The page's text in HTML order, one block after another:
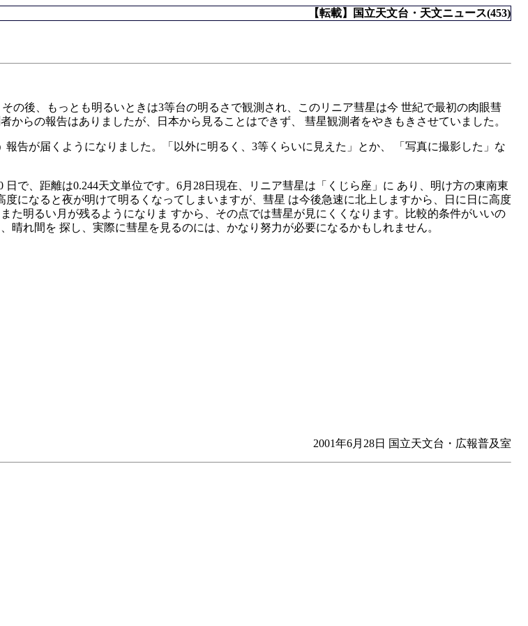
【転載】国立天文台・天文ニュース(453)
の後、もっとも明るいときは3等台の明るさで観測され、このリニア彗星は今 世紀で最初の肉眼彗
らの報告はありましたが、日本から見ることはできず、 彗星観測者をやきもきさせていました。
告が届くようになりました。「以外に明るく、3等くらいに見えた」とか、 「写真に撮影した」な
で、距離は0.244天文単位です。6月28日現在、リニア彗星は「くじら座」に あり、明け方の東南東
になると夜が明けて明るくなってしまいますが、彗星 は今後急速に北上しますから、日に日に高度
た明るい月が残るようになりま すから、その点では彗星が見にくくなります。比較的条件がいいの
れ間を 探し、実際に彗星を見るのには、かなり努力が必要になるかもしれません。
2001年6月28日 国立天文台・広報普及室